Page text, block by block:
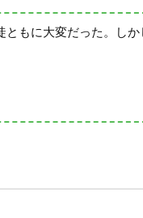
もに大変だった。し